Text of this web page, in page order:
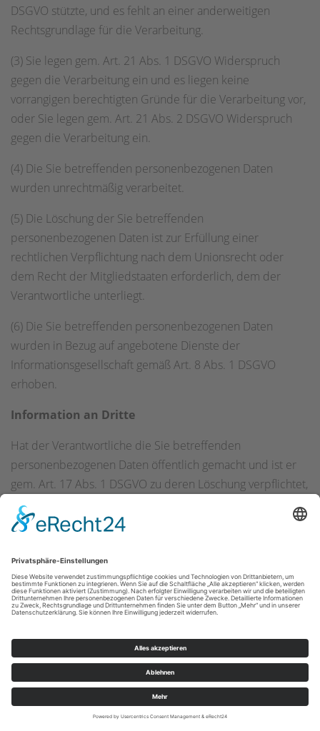
DSGVO stützte, und es fehlt an einer anderweitigen
Rechtsgrundlage für die Verarbeitung.
(3) Sie legen gem. Art. 21 Abs. 1 DSGVO Widerspruch
gegen die Verarbeitung ein und es liegen keine
vorrangigen berechtigten Gründe für die Verarbeitung vor,
oder Sie legen gem. Art. 21 Abs. 2 DSGVO Widerspruch
gegen die Verarbeitung ein.
(4) Die Sie betreffenden personenbezogenen Daten
wurden unrechtmäßig verarbeitet.
(5) Die Löschung der Sie betreffenden
personenbezogenen Daten ist zur Erfüllung einer
rechtlichen Verpflichtung nach dem Unionsrecht oder
dem Recht der Mitgliedstaaten erforderlich, dem der
Verantwortliche unterliegt.
(6) Die Sie betreffenden personenbezogenen Daten
wurden in Bezug auf angebotene Dienste der
Informationsgesellschaft gemäß Art. 8 Abs. 1 DSGVO
erhoben.
Information an Dritte
Hat der Verantwortliche die Sie betreffenden
personenbezogenen Daten öffentlich gemacht und ist er
gem. Art. 17 Abs. 1 DSGVO zu deren Löschung verpflichtet,
so trifft er unter Berücksichtigung der verfügbaren
Technologie und der Implementierungskosten
die Datenverarbeitung Verantwortliche, die die
personenbezogenen Daten verarbeiten, darüber zu
informieren, dass Sie als betroffene Person von ihnen die
Löschung aller Links zu diesen personenbezogenen Daten
oder von Kopien oder Replikationen dieser
personenbezogenen Daten verlangt haben.
Das Recht auf Löschung besteht nicht, soweit die
Verarbeitung erforderlich ist